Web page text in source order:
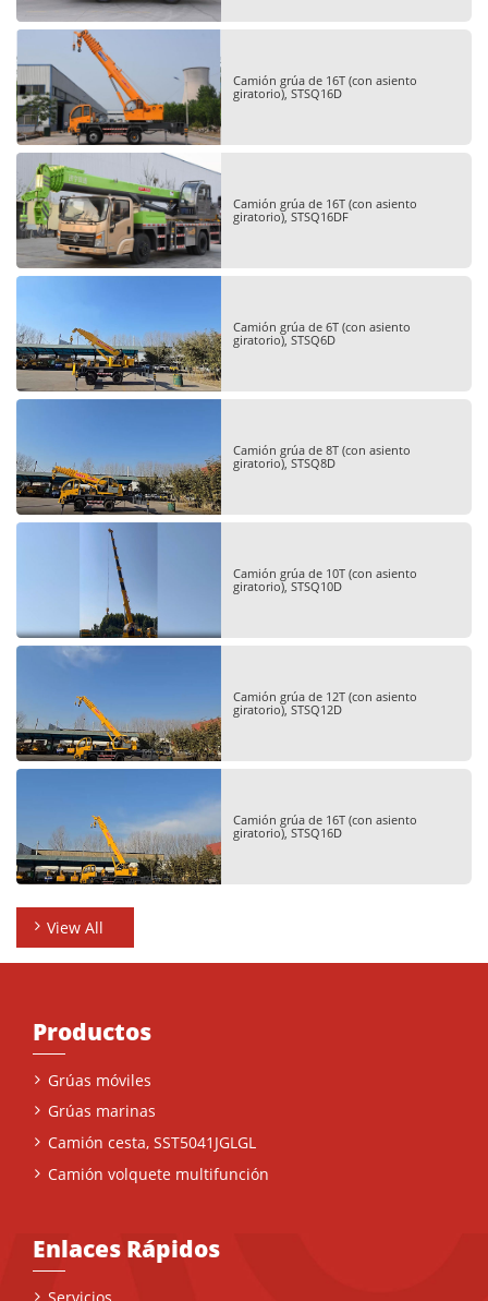
Camión grúa de 16T (con asiento
giratorio), STSQ16D
Camión grúa de 16T (con asiento
giratorio), STSQ16DF
Camión grúa de 6T (con asiento
giratorio), STSQ6D
Camión grúa de 8T (con asiento
giratorio), STSQ8D
Camión grúa de 10T (con asiento
giratorio), STSQ10D
Camión grúa de 12T (con asiento
giratorio), STSQ12D
Camión grúa de 16T (con asiento
giratorio), STSQ16D
View All
Productos
Grúas móviles
Grúas marinas
Camión cesta, SST5041JGLGL
Camión volquete multifunción
Enlaces Rápidos